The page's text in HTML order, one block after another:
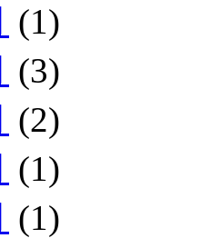
(1)
(3)
(2)
(1)
(1)